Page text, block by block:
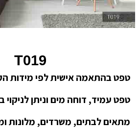
T019
טפט בהתאמה אישית לפי מידות
טפט עמיד, דוחה מים וניתן לניקוי
מתאים לבתים, משרדים, מלונות